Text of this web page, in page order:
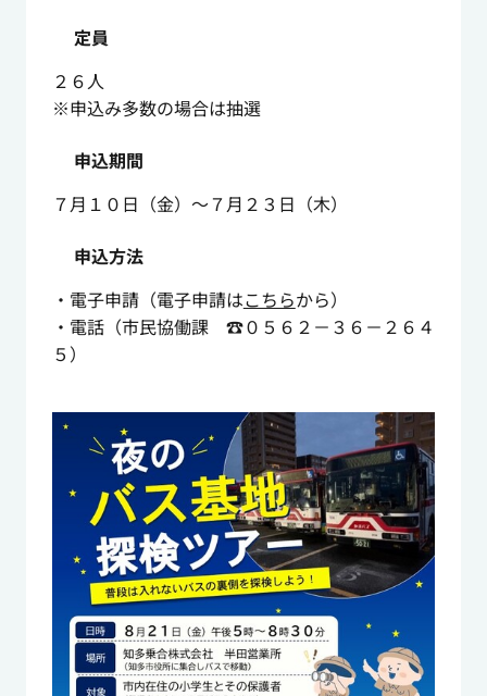
定員
２６人
※申込み多数の場合は抽選
申込期間
７月１０日（金）～７月２３日（木）
申込方法
・電子申請（電子申請はこちらから）
・電話（市民協働課 ☎０５６２－３６－２６４
５）